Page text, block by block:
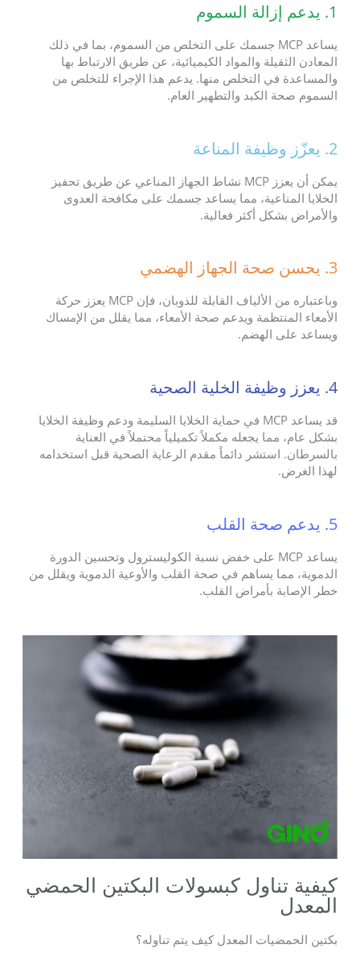
1. يدعم إزالة السموم
يساعد MCP جسمك على التخلص من السموم، بما في ذلك
المعادن الثقيلة والمواد الكيميائية، عن طريق الارتباط بها
والمساعدة في التخلص منها. يدعم هذا الإجراء للتخلص من
السموم صحة الكبد والتطهير العام.
2. يعزّز وظيفة المناعة
يمكن أن يعزز MCP نشاط الجهاز المناعي عن طريق تحفيز
الخلايا المناعية، مما يساعد جسمك على مكافحة العدوى
والأمراض بشكل أكثر فعالية.
3. يحسن صحة الجهاز الهضمي
وباعتباره من الألياف القابلة للذوبان، فإن MCP يعزز حركة
الأمعاء المنتظمة ويدعم صحة الأمعاء، مما يقلل من الإمساك
ويساعد على الهضم.
4. يعزز وظيفة الخلية الصحية
قد يساعد MCP في حماية الخلايا السليمة ودعم وظيفة الخلايا
بشكل عام، مما يجعله مكملاً تكميلياً محتملاً في العناية
بالسرطان. استشر دائماً مقدم الرعاية الصحية قبل استخدامه
لهذا الغرض.
5. يدعم صحة القلب
يساعد MCP على خفض نسبة الكوليسترول وتحسين الدورة
الدموية، مما يساهم في صحة القلب والأوعية الدموية ويقلل من
خطر الإصابة بأمراض القلب.
كيفية تناول كبسولات البكتين الحمضي
المعدل
بكتين الحمضيات المعدل كيف يتم تناوله؟